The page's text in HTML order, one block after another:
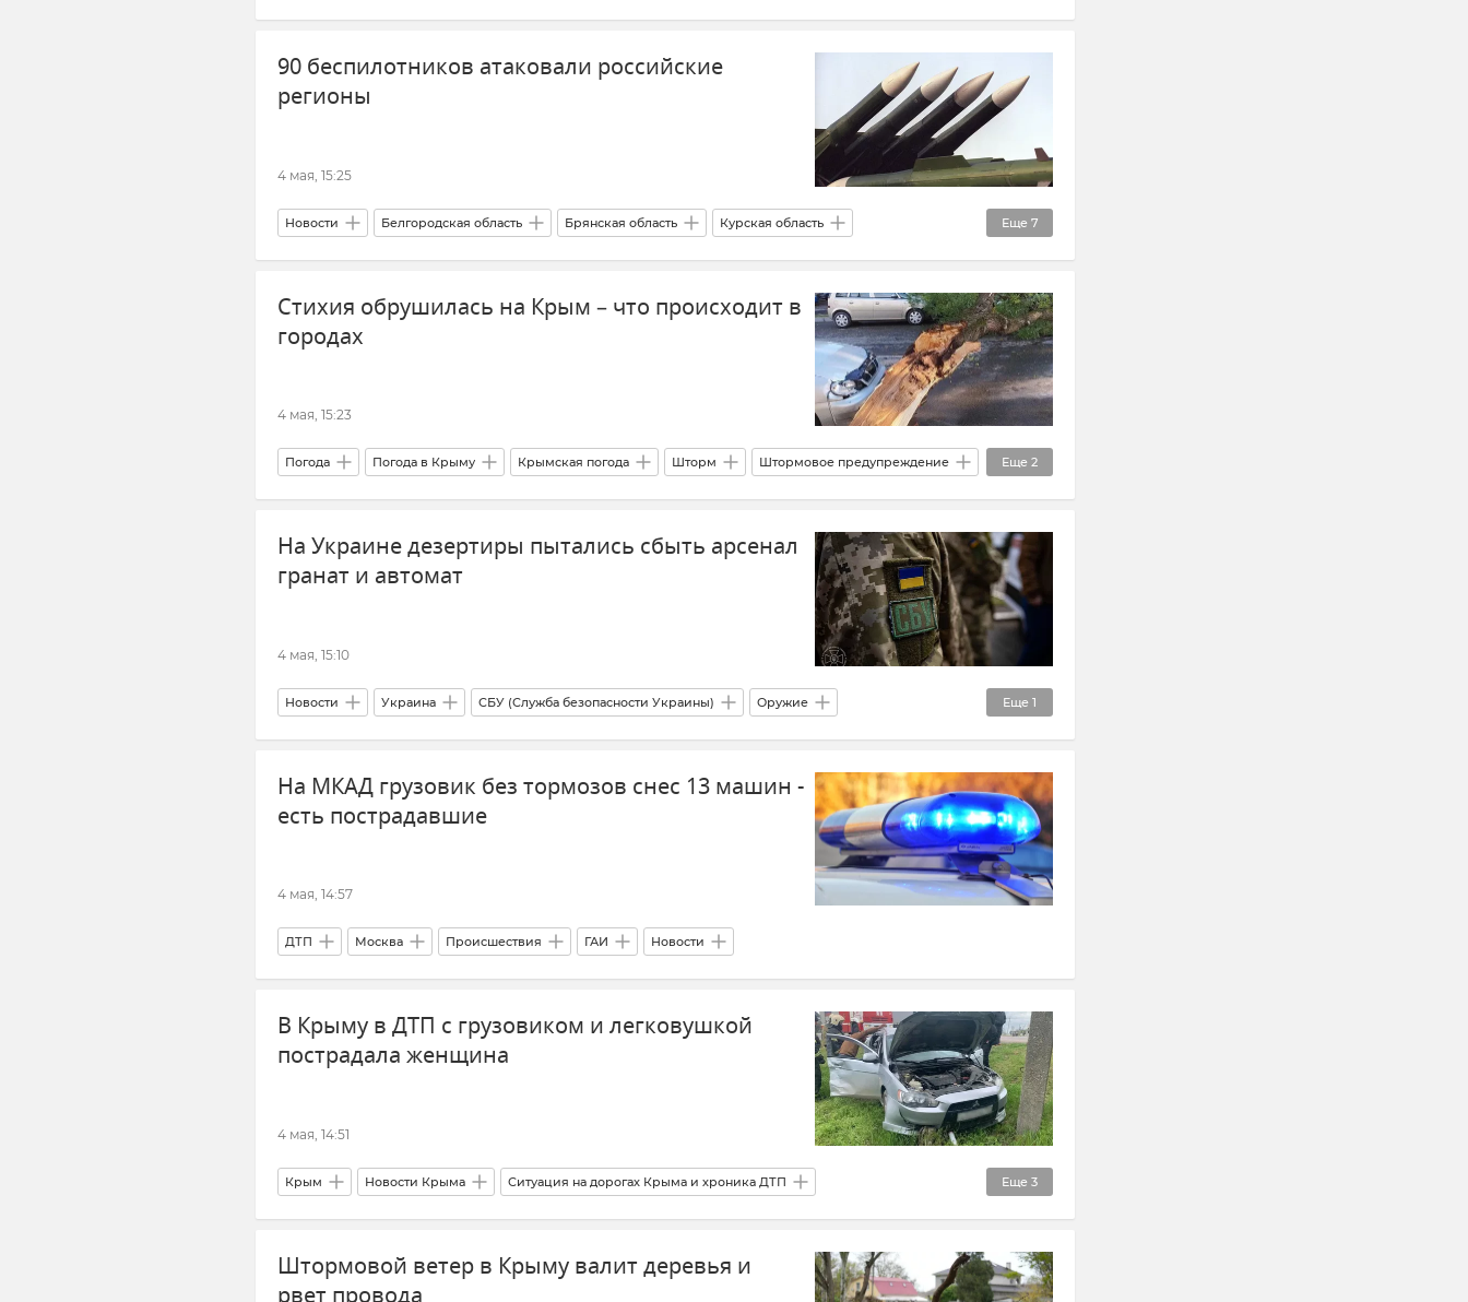
90 беспилотников атаковали российские
регионы
4 мая, 15:25
Еще 7
Новости Белгородская область Брянская область Курская область
Калужская область Смоленская область Нижегородская область Тульская область
Московская область ПВО Беспилотник (БПЛА, дрон)
Стихия обрушилась на Крым – что происходит в
городах
4 мая, 15:23
Еще 2
Погода Погода в Крыму Крымская погода Шторм Штормовое предупреждение
Керчь ГУ МЧС РФ по Республике Крым
На Украине дезертиры пытались сбыть арсенал
гранат и автомат
4 мая, 15:10
Еще 1
Новости Украина СБУ (Служба безопасности Украины) Оружие
Дезертирство в ВСУ
На МКАД грузовик без тормозов снес 13 машин -
есть пострадавшие
4 мая, 14:57
ДТП Москва Происшествия ГАИ Новости
В Крыму в ДТП с грузовиком и легковушкой
пострадала женщина
4 мая, 14:51
Еще 3
Крым Новости Крыма Ситуация на дорогах Крыма и хроника ДТП
ДТП в Крыму и Севастополе Красногвардейский район ГУ МЧС РФ по Республике Крым
Штормовой ветер в Крыму валит деревья и
рвет провода